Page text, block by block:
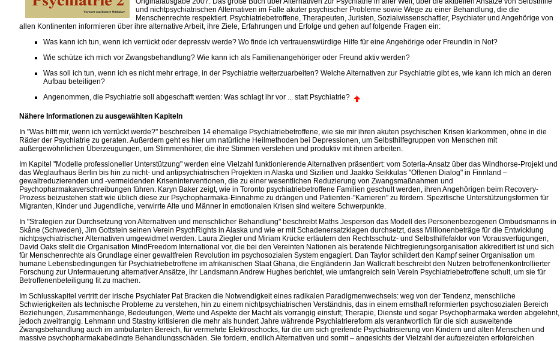
und nichtpsychiatrischen Alternativen im Falle akuter psychischer Probleme sowie Wege zu einer Behandlung, die die
Menschenrechte respektiert. Psychiatriebetroffene, Therapeuten, Juristen, Sozialwissenschaftler, Psychiater und Angehörige von
allen Kontinenten informieren über ihre alternative Arbeit, ihre Ziele, Erfahrungen und Erfolge und gehen auf folgende Fragen ein:
Was kann ich tun, wenn ich verrückt oder depressiv werde? Wo finde ich vertrauenswürdige Hilfe für eine Angehörige oder Freundin in Not?
Wie schütze ich mich vor Zwangsbehandlung? Wie kann ich als Familienangehöriger oder Freund aktiv werden?
Was soll ich tun, wenn ich es nicht mehr ertrage, in der Psychiatrie weiterzuarbeiten? Welche Alternativen zur Psychiatrie gibt es, wie kann ich mich an deren
Aufbau beteiligen?
Angenommen, die Psychiatrie soll abgeschafft werden: Was schlagt ihr vor ... statt Psychiatrie?
Nähere Informationen zu ausgewählten Kapiteln
In "Was hilft mir, wenn ich verrückt werde?" beschreiben 14 ehemalige Psychiatriebetroffene, wie sie mir ihren akuten psychischen Krisen klarkommen, ohne in die
Räder der Psychiatrie zu geraten. Außerdem geht es hier um natürliche Heilmethoden bei Depressionen, um Selbsthilfegruppen von Menschen mit
außergewöhnlichen Überzeugungen, um Stimmenhörer, die ihre Stimmen verstehen und produktiv mit ihnen arbeiten.
Im Kapitel "Modelle professioneller Unterstützung" werden eine Vielzahl funktionierende Alternativen präsentiert: vom Soteria-Ansatz über das Windhorse-Projekt und
das Weglaufhaus Berlin bis hin zu nicht- und antipsychiatrischen Projekten in Alaska und Sizilien und Jaakko Seikkulas "Offenen Dialog" in Finnland –
gewaltreduzierenden und -vermeidenden Kriseninterventionen, die zu einer wesentlichen Reduzierung von Zwangsmaßnahmen und
Psychopharmakaverschreibungen führen. Karyn Baker zeigt, wie in Toronto psychiatriebetroffene Familien geschult werden, ihren Angehörigen beim Recovery-
Prozess beizustehen statt wie üblich diese zur Psychopharmaka-Einnahme zu drängen und Patienten-"Karrieren" zu fördern. Spezifische Unterstützungsformen für
Migranten, Kinder und Jugendliche, verwirrte Alte und Männer in emotionalen Krisen sind weitere Schwerpunkte.
In "Strategien zur Durchsetzung von Alternativen und menschlicher Behandlung" beschreibt Maths Jesperson das Modell des Personenbezogenen Ombudsmanns in
Skåne (Schweden), Jim Gottstein seinen Verein PsychRights in Alaska und wie er mit Schadenersatzklagen durchsetzt, dass Millionenbeträge für die Entwicklung
nichtpsychiatrischer Alternativen umgewidmet werden. Laura Ziegler und Miriam Krücke erläutern den Rechtsschutz- und Selbsthilfefaktor von Vorausverfügungen,
David Oaks stellt die Organisation MindFreedom International vor, die bei den Vereinten Nationen als beratende Nichtregierungsorganisation akkreditiert ist und sich
für Menschenrechte als Grundlage einer gewaltfreien Revolution im psychosozialen System engagiert. Dan Taylor schildert den Kampf seiner Organisation um
humane Lebensbedingungen für Psychiatriebetroffene im afrikanischen Staat Ghana, die Engländerin Jan Wallcraft beschreibt den Nutzen betroffenenkontrollierter
Forschung zur Untermauerung alternativer Ansätze, ihr Landsmann Andrew Hughes berichtet, wie umfangreich sein Verein Psychiatriebetroffene schult, um sie für
Betroffenenbeteiligung fit zu machen.
Im Schlusskapitel vertritt der irische Psychiater Pat Bracken die Notwendigkeit eines radikalen Paradigmenwechsels: weg von der Tendenz, menschliche
Schwierigkeiten als technische Probleme zu verstehen, hin zu einem nichtpsychiatrischen Verständnis, das in einem ernsthaft reformierten psychosozialen Bereich
Beziehungen, Zusammenhänge, Bedeutungen, Werte und Aspekte der Macht als vorrangig einstuft; Therapie, Dienste und sogar Psychopharmaka werden abgelehnt,
jedoch zweitrangig. Lehmann und Stastny kritisieren die mehr als hundert Jahre währende Psychiatriereform als verantwortlich für die sich ausweitende
Zwangsbehandlung auch im ambulanten Bereich, für vermehrte Elektroschocks, für die um sich greifende Psychiatrisierung von Kindern und alten Menschen und
massive psychopharmakabedingte Behandlungsschäden. Sie fordern, endlich Alternativen und somit – angesichts der Vielzahl der aufgezeigten erfolgreichen